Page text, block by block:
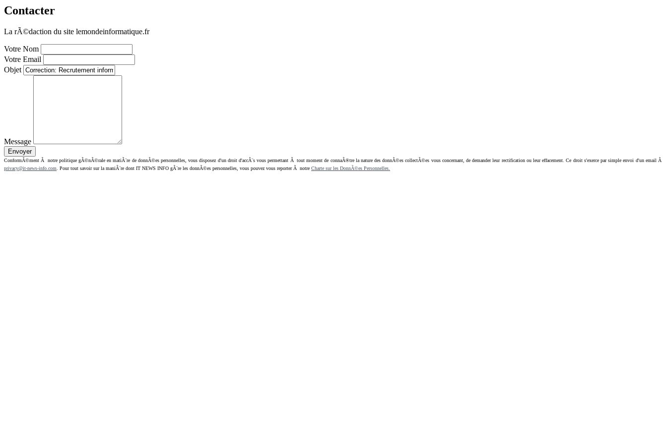
Contacter
La rÃ©daction du site lemondeinformatique.fr
Votre Nom
Votre Email
Objet
Message
ConformÃ©ment Ã notre politique gÃ©nÃ©rale en matiÃ¨re de donnÃ©es personnelles, vous disposez d'un droit d'accÃ¨s vous permettant Ã tout moment de connaÃ®tre la nature des donnÃ©es collectÃ©es vous concernant, de demander leur rectification ou leur effacement. Ce droit s'exerce par simple envoi d'un email Ã
privacy@it-news-info.com . Pour tout savoir sur la maniÃ¨re dont IT NEWS INFO gÃ¨re les donnÃ©es personnelles, vous pouvez vous reporter Ã notre Charte sur les DonnÃ©es Personnelles.